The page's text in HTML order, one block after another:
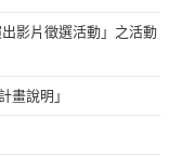
影片徵選活動」之活動
畫說明」